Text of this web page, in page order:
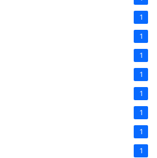
1
1
1
1
1
1
1
1